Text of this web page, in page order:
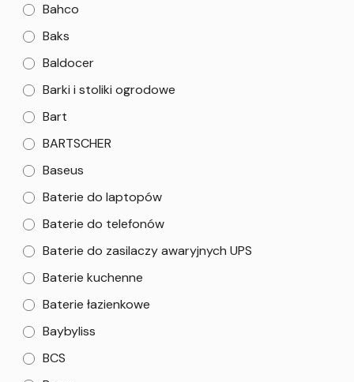
Bahco
Baks
Baldocer
Barki i stoliki ogrodowe
Bart
BARTSCHER
Baseus
Baterie do laptopów
Baterie do telefonów
Baterie do zasilaczy awaryjnych UPS
Baterie kuchenne
Baterie łazienkowe
Baybyliss
BCS